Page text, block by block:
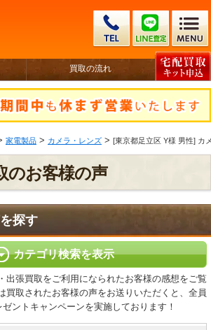
買取の流れ
家電製品 > カメラ・レンズ > [東京都足立区 Y様 男性] カ
のお客様の声
探す
カテゴリ検索を表示
出張買取をご利用になられたお客様の感想をご覧
買取されたお客様の声をお送りいただくと、全員
ントキャンペーンを実施しております！